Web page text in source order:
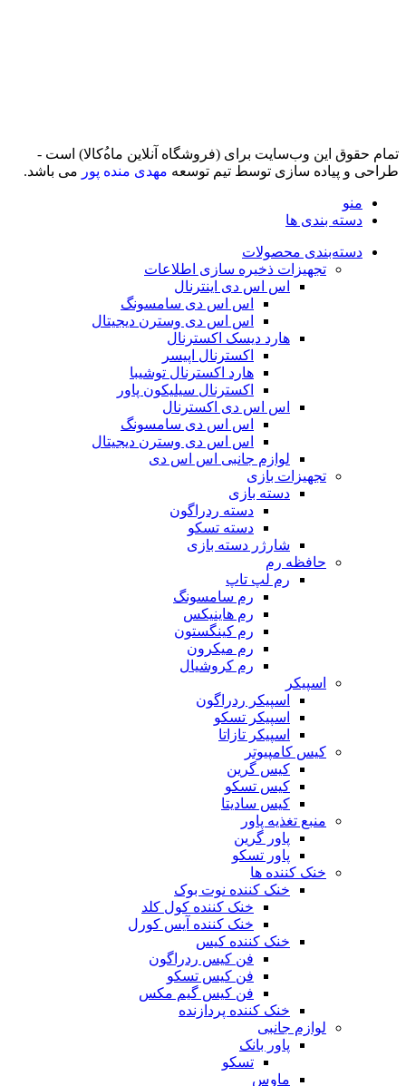
تمام حقوق اين وب‌سايت برای (فروشگاه آنلاین ماه‌‌‌‌‌‌ُکالا) است -
طراحی و پیاده سازی توسط تیم توسعه مهدی منده پور می باشد.
منو
دسته بندی ها
دسته‌بندی محصولات
تجهیزات ذخیره سازی اطلاعات
اس اس دی اینترنال
اس اس دی سامسونگ
اس اس دی وسترن دیجیتال
هارد دیسک اکسترنال
اکسترنال اپیسر
هارد اکسترنال توشیبا
اکسترنال سیلیکون پاور
اس اس دی اکسترنال
اس اس دی سامسونگ
اس اس دی وسترن دیجیتال
لوازم جانبی اس اس دی
تجهیزات بازی
دسته بازی
دسته ردراگون
دسته تسکو
شارژر دسته بازی
حافظه رم
رم لپ تاپ
رم سامسونگ
رم هاینیکس
رم کینگستون
رم میکرون
رم کروشیال
اسپیکر
اسپیکر ردراگون
اسپیکر تسکو
اسپیکر تازاتا
کیس کامپیوتر
کیس گرین
کیس تسکو
کیس سادیتا
منبع تغذیه‌ پاور
پاور گرین
پاور تسکو
خنک کننده ها
خنک کننده نوت بوک
خنک کننده کول کلد
خنک کننده آیس کورل
خنک کننده کیس
فن کیس ردراگون
فن کیس تسکو
فن کیس گیم مکس
خنک کننده پردازنده
لوازم جانبی
پاور بانک
تسکو
ماوس